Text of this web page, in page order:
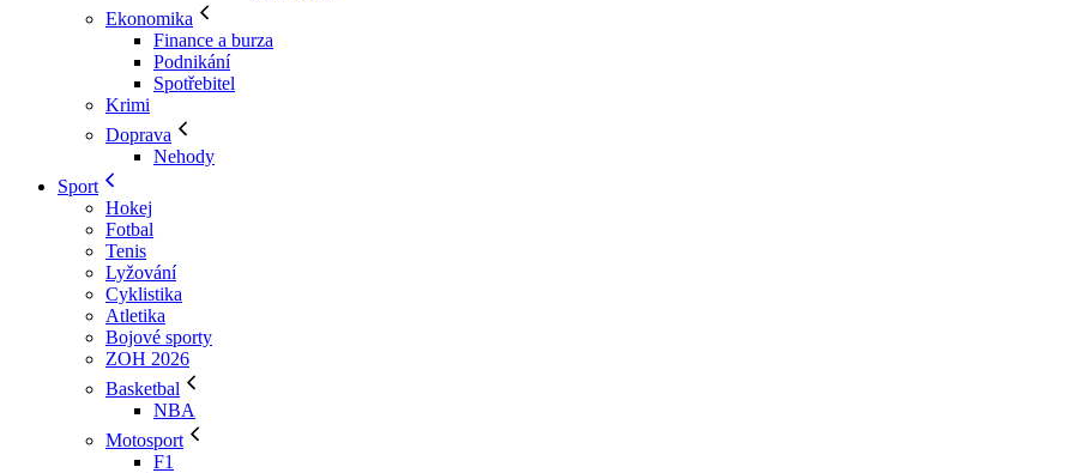
Ekonomika
Finance a burza
Podnikání
Spotřebitel
Krimi
Doprava
Nehody
Sport
Hokej
Fotbal
Tenis
Lyžování
Cyklistika
Atletika
Bojové sporty
ZOH 2026
Basketbal
NBA
Motosport
F1